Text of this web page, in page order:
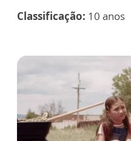
Classificação: 10 anos